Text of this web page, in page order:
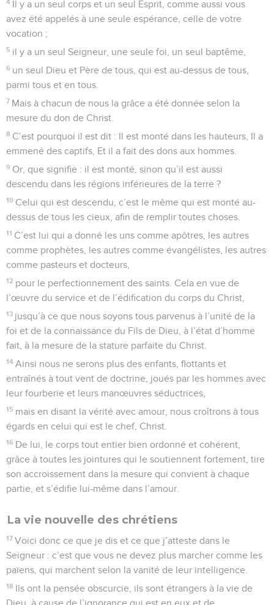
4 Il y a un seul corps et un seul Esprit, comme aussi vous
avez été appelés à une seule espérance, celle de votre
vocation ;
5 il y a un seul Seigneur, une seule foi, un seul baptême,
6 un seul Dieu et Père de tous, qui est au-dessus de tous,
parmi tous et en tous.
7 Mais à chacun de nous la grâce a été donnée selon la
mesure du don de Christ.
8 C’est pourquoi il est dit : Il est monté dans les hauteurs, Il a
emmené des captifs, Et il a fait des dons aux hommes.
9 Or, que signifie : il est monté, sinon qu’il est aussi
descendu dans les régions inférieures de la terre ?
10 Celui qui est descendu, c’est le même qui est monté au-
dessus de tous les cieux, afin de remplir toutes choses.
11 C’est lui qui a donné les uns comme apôtres, les autres
comme prophètes, les autres comme évangélistes, les autres
comme pasteurs et docteurs,
12 pour le perfectionnement des saints. Cela en vue de
l’œuvre du service et de l’édification du corps du Christ,
13 jusqu’à ce que nous soyons tous parvenus à l’unité de la
foi et de la connaissance du Fils de Dieu, à l’état d’homme
fait, à la mesure de la stature parfaite du Christ.
14 Ainsi nous ne serons plus des enfants, flottants et
entraînés à tout vent de doctrine, joués par les hommes avec
leur fourberie et leurs manœuvres séductrices,
15 mais en disant la vérité avec amour, nous croîtrons à tous
égards en celui qui est le chef, Christ.
16 De lui, le corps tout entier bien ordonné et cohérent,
grâce à toutes les jointures qui le soutiennent fortement, tire
son accroissement dans la mesure qui convient à chaque
partie, et s’édifie lui-même dans l’amour.
La vie nouvelle des chrétiens
17 Voici donc ce que je dis et ce que j’atteste dans le
Seigneur : c’est que vous ne devez plus marcher comme les
païens, qui marchent selon la vanité de leur intelligence.
18 Ils ont la pensée obscurcie, ils sont étrangers à la vie de
Dieu, à cause de l’ignorance qui est en eux et de